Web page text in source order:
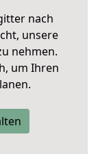
nach
unsere
nehmen.
um Ihren